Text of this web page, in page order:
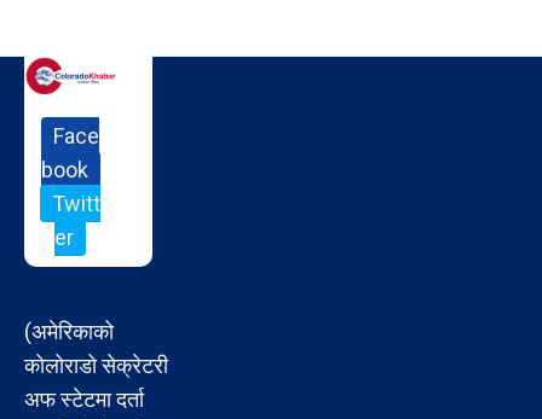
Face
book
Twitt
er
(अमेरिकाको
कोलोराडो सेक्रेटरी
अफ स्टेटमा दर्ता